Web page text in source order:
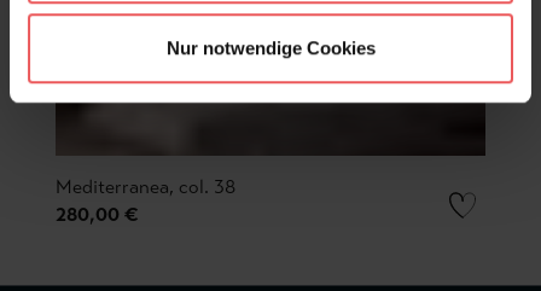
Nur notwendige Cookies
Mediterranea, col. 38
280,00 €